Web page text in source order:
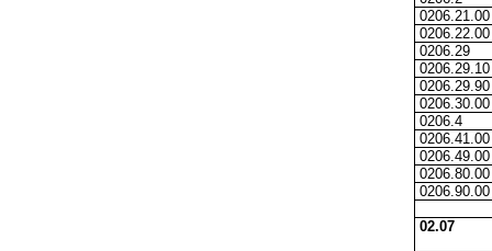
0206.21.00
0206.22.00
0206.29
0206.29.10
0206.29.90
0206.30.00
0206.4
0206.41.00
0206.49.00
0206.80.00
0206.90.00
02.07